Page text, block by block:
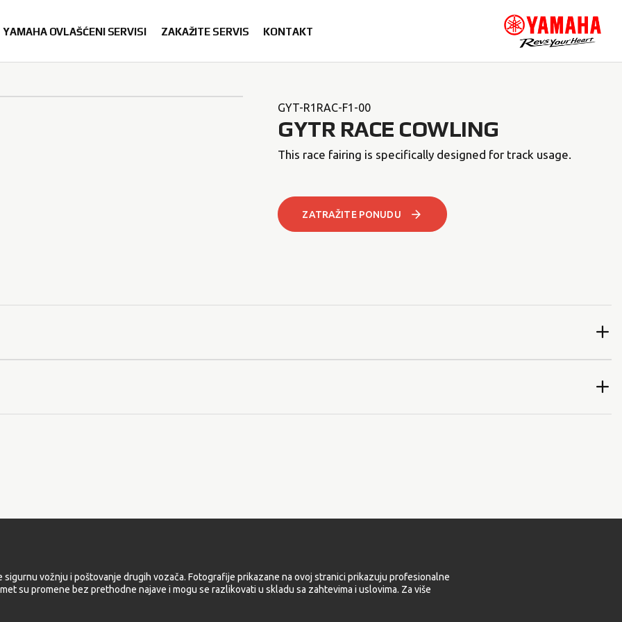
YAMAHA OVLAŠĆENI SERVISI ZAKAŽITE SERVIS KONTAKT
GYT-R1RAC-F1-00
GYTR RACE COWLING
This race fairing is specifically designed for track usage.
ZATRAŽITE PONUDU
vožnju i poštovanje drugih vozača. Fotografije prikazane na ovoj stranici prikazuju profesionalne
su promene bez prethodne najave i mogu se razlikovati u skladu sa zahtevima i uslovima. Za više